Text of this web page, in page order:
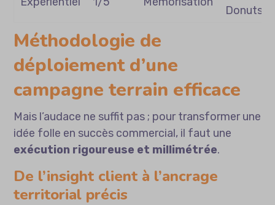
Donuts
Méthodologie de
déploiement d’une
campagne terrain efficace
Mais l’audace ne suffit pas ; pour transformer une
idée folle en succès commercial, il faut une
exécution rigoureuse et millimétrée.
De l’insight client à l’ancrage
territorial précis